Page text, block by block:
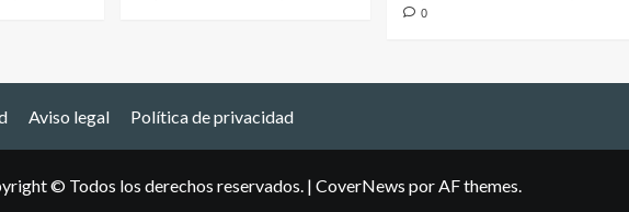
0
Aviso legal Política de privacidad
© Todos los derechos reservados. | CoverNews por AF themes.